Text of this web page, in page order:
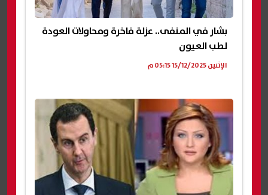
بشار في المنفى.. عزلة فاخرة ومحاولات العودة
لطب العيون
الإثنين 15/12/2025 05:15 م